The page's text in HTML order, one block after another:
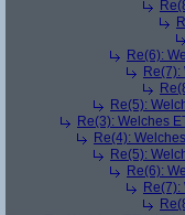
Re(6):
Re(7):
Re(5):
Re(3): Welches
Re(4):
Re(5):
Re(6):
Re(7):